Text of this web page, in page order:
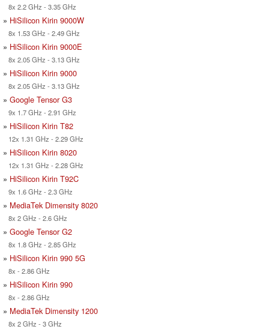
8x 2.2 GHz - 3.35 GHz
» HiSilicon Kirin 9000W
8x 1.53 GHz - 2.49 GHz
» HiSilicon Kirin 9000E
8x 2.05 GHz - 3.13 GHz
» HiSilicon Kirin 9000
8x 2.05 GHz - 3.13 GHz
» Google Tensor G3
9x 1.7 GHz - 2.91 GHz
» HiSilicon Kirin T82
12x 1.31 GHz - 2.29 GHz
» HiSilicon Kirin 8020
12x 1.31 GHz - 2.28 GHz
» HiSilicon Kirin T92C
9x 1.6 GHz - 2.3 GHz
» MediaTek Dimensity 8020
8x 2 GHz - 2.6 GHz
» Google Tensor G2
8x 1.8 GHz - 2.85 GHz
» HiSilicon Kirin 990 5G
8x - 2.86 GHz
» HiSilicon Kirin 990
8x - 2.86 GHz
» MediaTek Dimensity 1200
8x 2 GHz - 3 GHz